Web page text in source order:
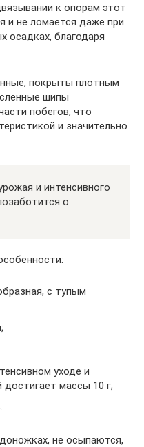
к опорам этот
и не ломается даже при
осадках, благодаря
покрыты плотным
шипы
побегов, что
и значительно
и интенсивного
о
с тупым
уходе и
достигает массы 10 г;
не осыпаются,